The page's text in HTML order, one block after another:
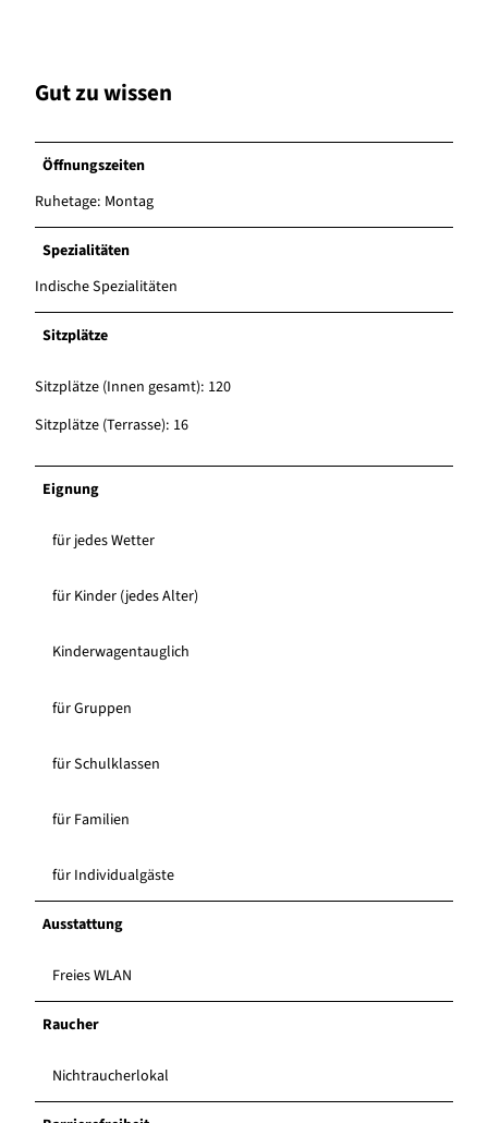
Gut zu wissen
Öffnungszeiten
Ruhetage: Montag
Spezialitäten
Indische Spezialitäten
Sitzplätze
Sitzplätze (Innen gesamt): 120
Sitzplätze (Terrasse): 16
Eignung
für jedes Wetter
für Kinder (jedes Alter)
Kinderwagentauglich
für Gruppen
für Schulklassen
für Familien
für Individualgäste
Ausstattung
Freies WLAN
Raucher
Nichtraucherlokal